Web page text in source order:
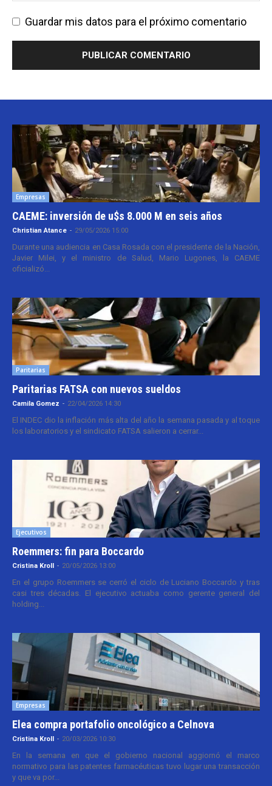
Guardar mis datos para el próximo comentario
Empresas
CAEME: inversión de u$s 8.000 M en seis años
Christian Atance - 29/05/2026 15:00
Durante una audiencia en Casa Rosada con el presidente de la Nación,
Javier Milei, y el ministro de Salud, Mario Lugones, la CAEME
oficializó...
Paritarias
Paritarias FATSA con nuevos sueldos
Camila Gomez - 22/04/2026 14:30
El INDEC dio la inflación más alta del año la semana pasada y al toque
los laboratorios y el sindicato FATSA salieron a cerrar...
Ejecutivos
Roemmers: fin para Boccardo
Cristina Kroll - 20/05/2026 13:00
En el grupo Roemmers se cerró el ciclo de Luciano Boccardo y tras
casi tres décadas. El ejecutivo actuaba como gerente general del
holding...
Empresas
Elea compra portafolio oncológico a Celnova
Cristina Kroll - 20/03/2026 10:30
En la semana en que el gobierno nacional aggiornó el marco
normativo para las patentes farmacéuticas tuvo lugar una transacción
y que va por...